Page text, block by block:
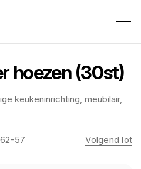
hoezen (30st)
keukeninrichting, meubilair,
57 Volgend lot